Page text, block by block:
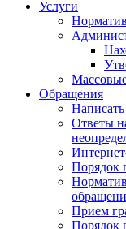
Услуги
Обращения
Ответы
Порядок
Прием
Порядок